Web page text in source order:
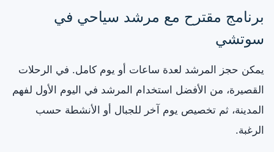
برنامج مقترح مع مرشد سياحي في
سوتشي
يمكن حجز المرشد لعدة ساعات أو يوم كامل. في الرحلات
القصيرة، من الأفضل استخدام المرشد في اليوم الأول لفهم
المدينة، ثم تخصيص يوم آخر للجبال أو الأنشطة حسب
الرغبة.